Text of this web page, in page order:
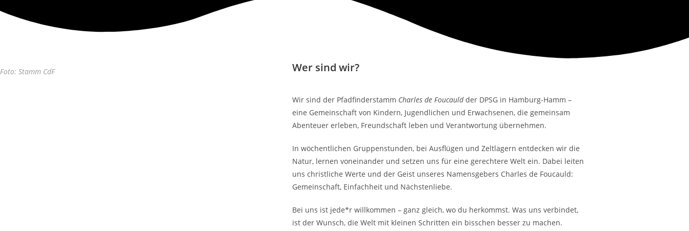
Foto: Stamm CdF Wer sind wir?
Wir sind der Pfadfinderstamm Charles de Foucauldder DPSG in Hamburg-Hamm –
eine Gemeinschaft von Kindern, Jugendlichen und Erwachsenen, die gemeinsam
Abenteuer erleben, Freundschaft leben und Verantwortung übernehmen.
In wöchentlichen Gruppenstunden, bei Ausflügen und Zeltlagern entdecken wir die
Natur, lernen voneinander und setzen uns für eine gerechtere Welt ein. Dabei leiten
uns christliche Werte und der Geist unseres Namensgebers Charles de Foucauld:
Gemeinschaft, Einfachheit und Nächstenliebe.
Bei uns ist jede*r willkommen – ganz gleich, wo du herkommst. Was uns verbindet,
ist der Wunsch, die Welt mit kleinen Schritten ein bisschen besser zu machen.